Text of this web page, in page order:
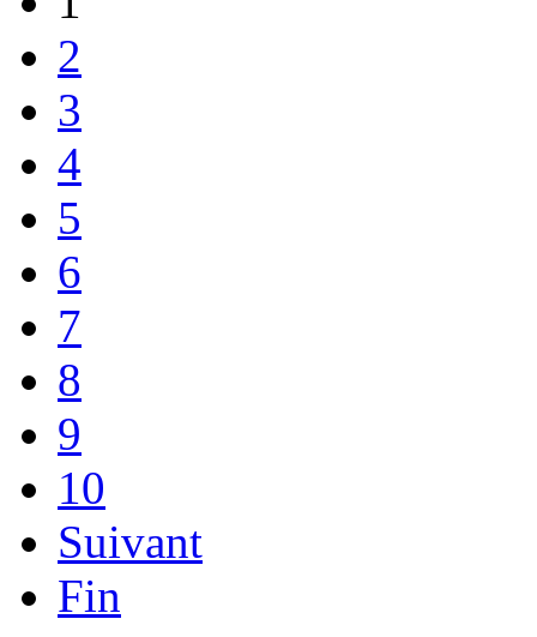
2
3
4
5
6
7
8
9
10
Suivant
Fin